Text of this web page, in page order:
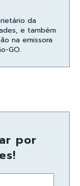
da
e também
na emissora
GO.
por